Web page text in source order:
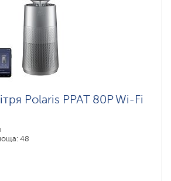
Polaris PPAT 80P Wi-Fi
48